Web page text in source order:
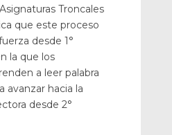
Troncales
que este proceso
desde 1°
la que los
a leer palabra
avanzar hacia la
desde 2°